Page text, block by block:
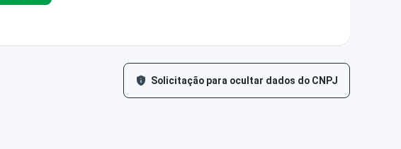
Solicitação para ocultar dados do CNPJ